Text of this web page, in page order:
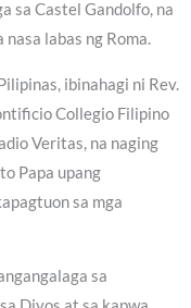
sa Castel Gandolfo, na
nasa labas ng Roma.
ibinahagi ni Rev.
Collegio Filipino
Veritas, na naging
Papa upang
sa mga
sa